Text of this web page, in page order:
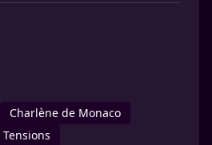
Charlène de Monaco